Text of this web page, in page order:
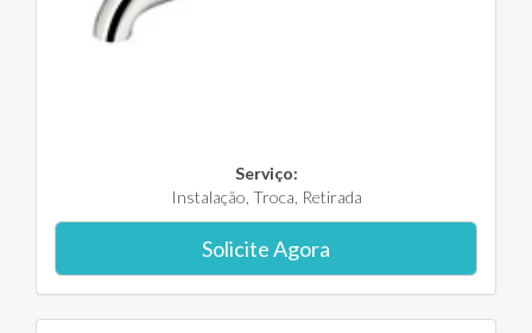
Serviço:
Instalação, Troca, Retirada
Solicite Agora